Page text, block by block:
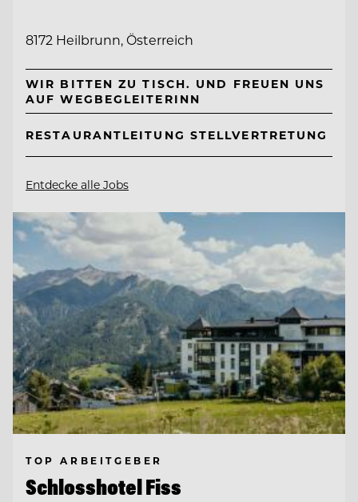
8172 Heilbrunn, Österreich
WIR BITTEN ZU TISCH. UND FREUEN UNS
AUF WEGBEGLEITERINN
RESTAURANTLEITUNG STELLVERTRETUNG
Entdecke alle Jobs
TOP ARBEITGEBER
Schlosshotel Fiss